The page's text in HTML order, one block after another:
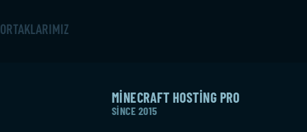
ORTAKLARIMIZ
MINECRAFT HOSTING PRO
SINCE 2015